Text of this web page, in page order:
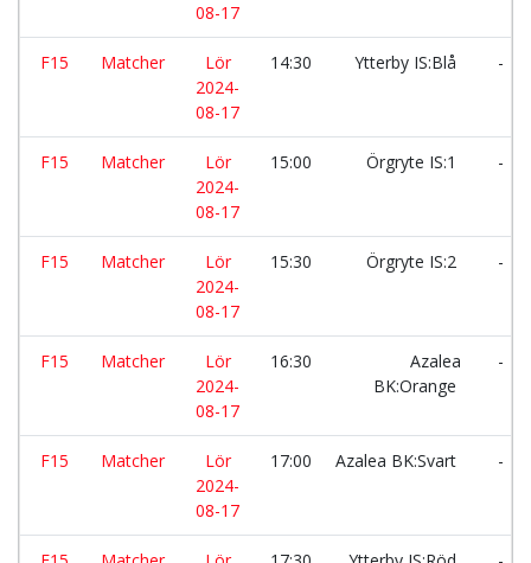
08-17
F15 Matcher
Lör
2024-
08-17
14:30 Ytterby IS:Blå -
F15 Matcher
Lör
2024-
08-17
15:00 Örgryte IS:1 -
F15 Matcher
Lör
2024-
08-17
15:30 Örgryte IS:2 -
F15 Matcher
Lör
2024-
08-17
16:30
Azalea
BK:Orange
-
F15 Matcher
Lör
2024-
08-17
17:00 Azalea BK:Svart -